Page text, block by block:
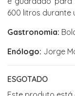
600 litros durante
Gastronomia:
Enólogo: Jorge
ESGOTADO